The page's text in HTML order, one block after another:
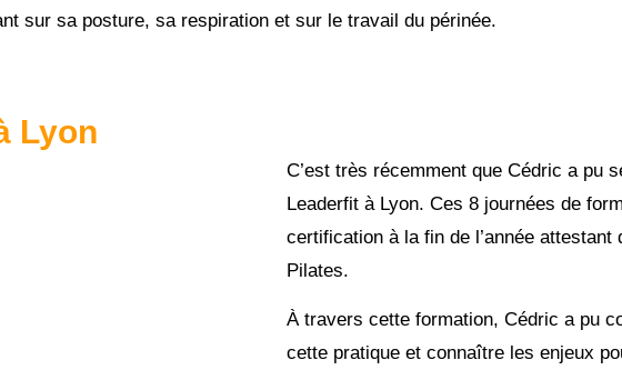
sur sa posture, sa respiration et sur le travail du périnée.
Lyon
C’est très récemment que Cédric a pu
Leaderfit à Lyon. Ces 8 journées de
certification à la fin de l’année
Pilates.
À travers cette formation, Cédric a pu
cette pratique et connaître les enjeux